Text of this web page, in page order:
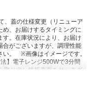
、蓋の仕様変更（リニューア
め、お届けするタイミングに
す。在庫状況により、お届け
合がございますが、調理性能
。
※画像はイメージです。
】電子レンジ500Wで3分間
取り出し鉄板表面をサーモグ
鶏肉、サバ、ホタテ、エビ、
ください。